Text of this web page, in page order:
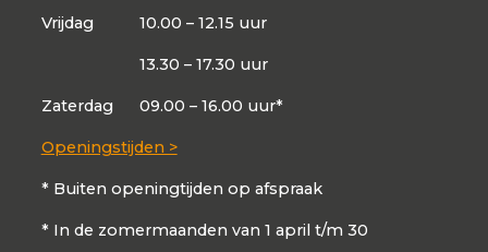
Vrijdag 10.00 – 12.15 uur
13.30 – 17.30 uur
Zaterdag 09.00 – 16.00 uur*
Openingstijden >
* Buiten openingtijden op afspraak
* In de zomermaanden van 1 april t/m 30